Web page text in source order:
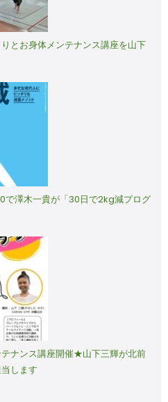
とお身体メンテナンス講座を山下
で澤木一貴が「30日で2kg減プログ
ナンス講座開催★山下三輝が北前
します